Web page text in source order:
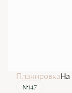
ПланировкаНа
№147